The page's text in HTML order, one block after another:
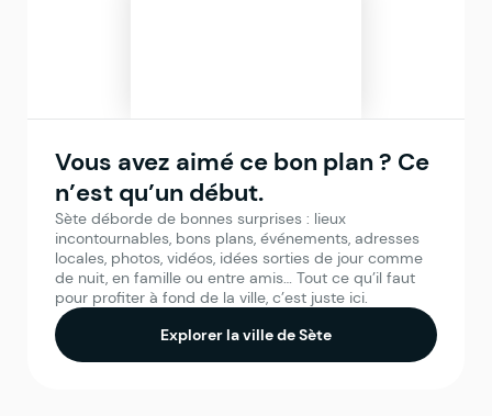
Vous avez aimé ce bon plan ? Ce
n’est qu’un début.
Sète déborde de bonnes surprises : lieux
incontournables, bons plans, événements, adresses
locales, photos, vidéos, idées sorties de jour comme
de nuit, en famille ou entre amis… Tout ce qu’il faut
pour profiter à fond de la ville, c’est juste ici.
Explorer la ville de Sète